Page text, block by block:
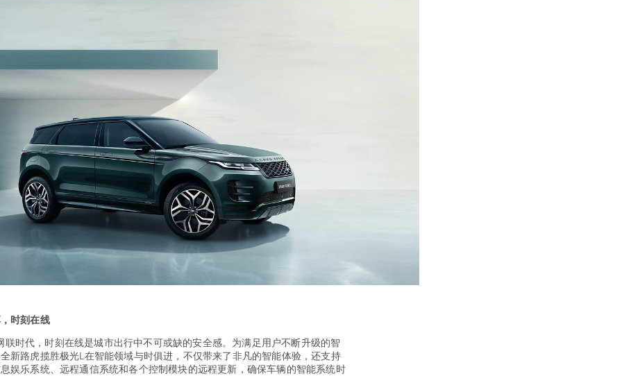
时刻在线
代，时刻在线是城市出行中不可或缺的安全感。为满足用户不断升级的智
新路虎揽胜极光L在智能领域与时俱进，不仅带来了非凡的智能体验，还支持
娱乐系统、远程通信系统和各个控制模块的远程更新，确保车辆的智能系统时